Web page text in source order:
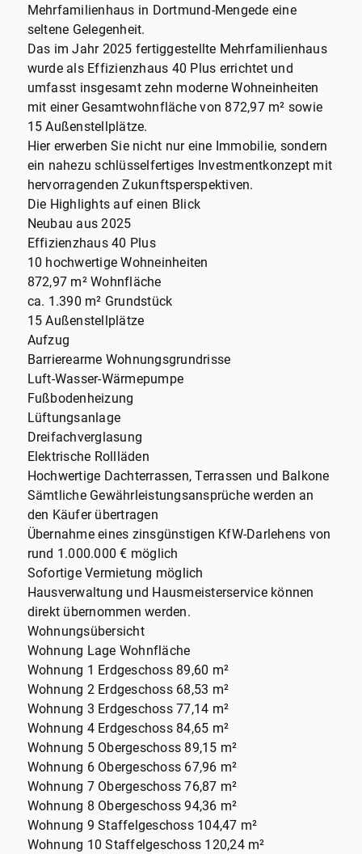
Mehrfamilienhaus in Dortmund-Mengede eine
seltene Gelegenheit.
Das im Jahr 2025 fertiggestellte Mehrfamilienhaus
wurde als Effizienzhaus 40 Plus errichtet und
umfasst insgesamt zehn moderne Wohneinheiten
mit einer Gesamtwohnfläche von 872,97 m² sowie
15 Außenstellplätze.
Hier erwerben Sie nicht nur eine Immobilie, sondern
ein nahezu schlüsselfertiges Investmentkonzept mit
hervorragenden Zukunftsperspektiven.
Die Highlights auf einen Blick
Neubau aus 2025
Effizienzhaus 40 Plus
10 hochwertige Wohneinheiten
872,97 m² Wohnfläche
ca. 1.390 m² Grundstück
15 Außenstellplätze
Aufzug
Barrierearme Wohnungsgrundrisse
Luft-Wasser-Wärmepumpe
Fußbodenheizung
Lüftungsanlage
Dreifachverglasung
Elektrische Rollläden
Hochwertige Dachterrassen, Terrassen und Balkone
Sämtliche Gewährleistungsansprüche werden an
den Käufer übertragen
Übernahme eines zinsgünstigen KfW-Darlehens von
rund 1.000.000 € möglich
Sofortige Vermietung möglich
Hausverwaltung und Hausmeisterservice können
direkt übernommen werden.
Wohnungsübersicht
Wohnung Lage Wohnfläche
Wohnung 1 Erdgeschoss 89,60 m²
Wohnung 2 Erdgeschoss 68,53 m²
Wohnung 3 Erdgeschoss 77,14 m²
Wohnung 4 Erdgeschoss 84,65 m²
Wohnung 5 Obergeschoss 89,15 m²
Wohnung 6 Obergeschoss 67,96 m²
Wohnung 7 Obergeschoss 76,87 m²
Wohnung 8 Obergeschoss 94,36 m²
Wohnung 9 Staffelgeschoss 104,47 m²
Wohnung 10 Staffelgeschoss 120,24 m²